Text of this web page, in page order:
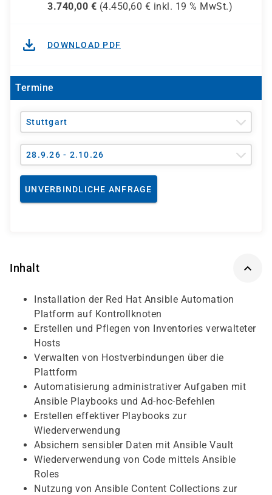
3.740,00 € (4.450,60 € inkl. 19 % MwSt.)
DOWNLOAD PDF
Termine
Stuttgart
28.9.26 - 2.10.26
UNVERBINDLICHE ANFRAGE
Inhalt
Installation der Red Hat Ansible Automation
Platform auf Kontrollknoten
Erstellen und Pflegen von Inventories verwalteter
Hosts
Verwalten von Hostverbindungen über die
Plattform
Automatisierung administrativer Aufgaben mit
Ansible Playbooks und Ad-hoc-Befehlen
Erstellen effektiver Playbooks zur
Wiederverwendung
Absichern sensibler Daten mit Ansible Vault
Wiederverwendung von Code mittels Ansible
Roles
Nutzung von Ansible Content Collections zur